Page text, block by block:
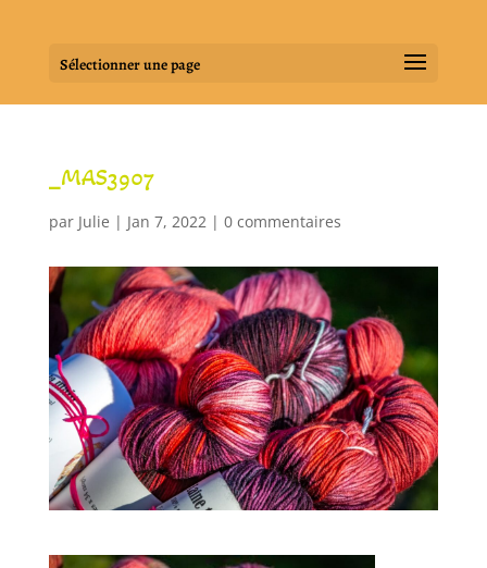
Sélectionner une page
_MAS3907
par Julie | Jan 7, 2022| 0 commentaires